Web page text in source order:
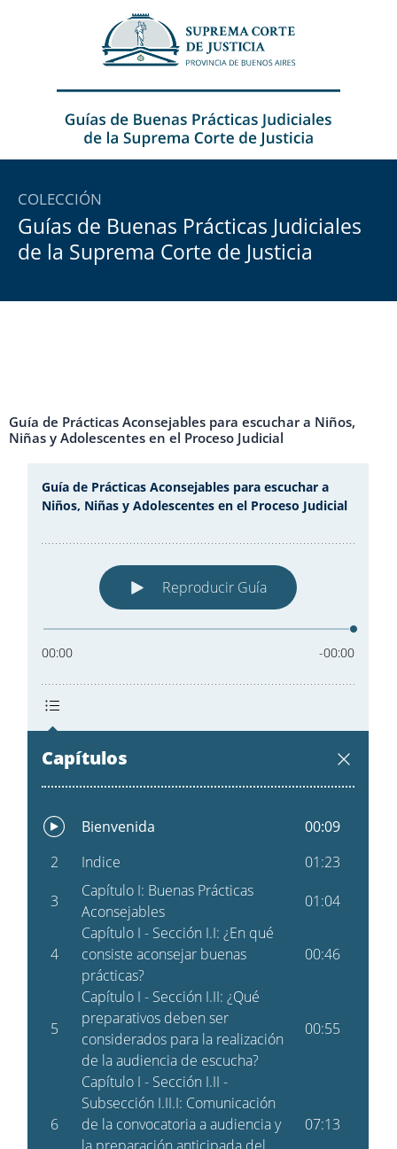
COLECCIÓN
Guías de Buenas Prácticas Judiciales
de la Suprema Corte de Justicia
Guía de Prácticas Aconsejables para escuchar a Niños,
Niñas y Adolescentes en el Proceso Judicial